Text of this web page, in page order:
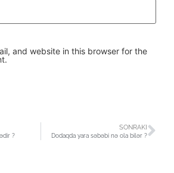
and website in this browser for the
?
SONRAKI
Dodaqda yara səbəbi nə ola bilər ?